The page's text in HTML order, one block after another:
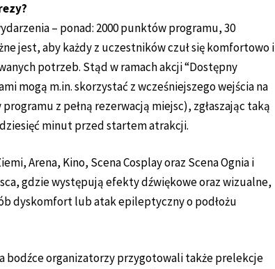
– ponad: 2000 punktów programu, 30
jest, aby każdy z uczestników czuł się komfortowo i
potrzeb. Stąd w ramach akcji “Dostępny
mogą m.in. skorzystać z wcześniejszego wejścia na
z pełną rezerwacją miejsc), zgłaszając taką
minut przed startem atrakcji.
Arena, Kino, Scena Cosplay oraz Scena Ognia i
gdzie występują efekty dźwiękowe oraz wizualne,
dyskomfort lub atak epileptyczny o podłożu
bodźce organizatorzy przygotowali także prelekcje